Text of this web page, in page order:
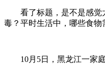
看了标题，是不是感觉
毒？平时生活中，哪些食物
10月5日，黑龙江一家庭